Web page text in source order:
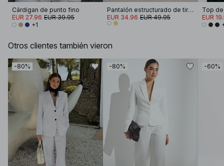
Cárdigan de punto fino
EUR 27.96 EUR 39.95
+1
Pantalón estructurado de tiro medio
EUR 34.96 EUR 49.95
EUR
Otros clientes también vieron
-80% -80% -60%